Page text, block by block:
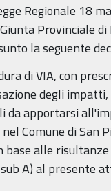
Regionale 18
Provinciale
la seguente
di VIA, con
degli
da apportarsi
Comune di San
base alle
A) al presente